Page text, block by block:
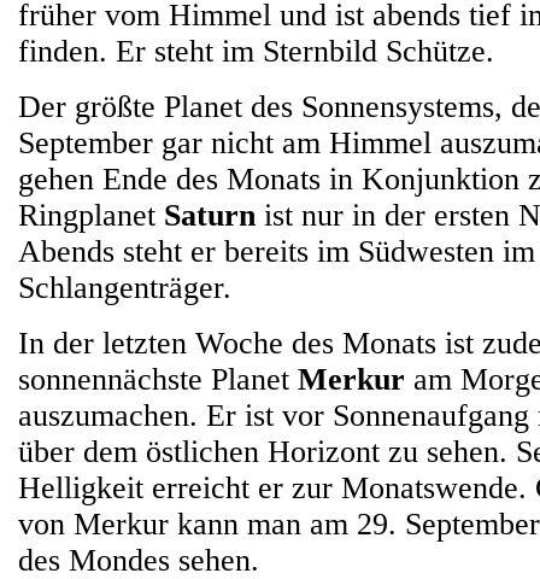
früher vom Himmel und ist abends tief
finden. Er steht im Sternbild Schütze.
Der größte Planet des Sonnensystems,
September gar nicht am Himmel
gehen Ende des Monats in Konjunktion
Ringplanet Saturn ist nur in der ersten
Abends steht er bereits im Südwesten
Schlangenträger.
In der letzten Woche des Monats ist
sonnennächste Planet Merkur am
auszumachen. Er ist vor
über dem östlichen Horizont zu sehen.
Helligkeit erreicht er zur Monatswende.
von Merkur kann man am 29.
des Mondes sehen.